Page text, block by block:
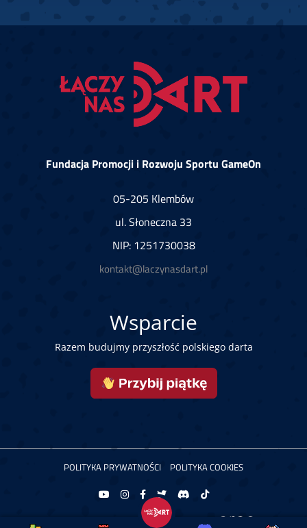
Fundacja Promocji i Rozwoju Sportu GameOn
05-205 Klembów
ul. Słoneczna 33
NIP: 1251730038
kontakt@laczynasdart.pl
Wsparcie
Razem budujmy przyszłość polskiego darta
POLITYKA PRYWATNOŚCI POLITYKA COOKIES
Copyright © 2026 Łączy Nas Dart. Powered by